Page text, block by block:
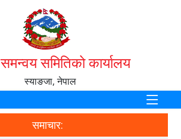
समितिको कार्यालय
स्याङजा, नेपाल
समाचार: